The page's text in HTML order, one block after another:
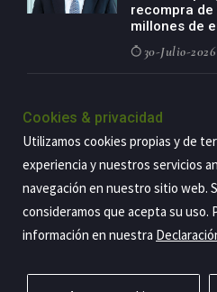
recompra
millones de
30-Julio-2026
negocio agro
de
países
29-Julio-2026
Cookies & privacidad
Utilizamos cookies propias y de
experiencia y nuestros servicios
navegación en nuestro sitio web.
consideramos que acepta su uso.
información en nuestra